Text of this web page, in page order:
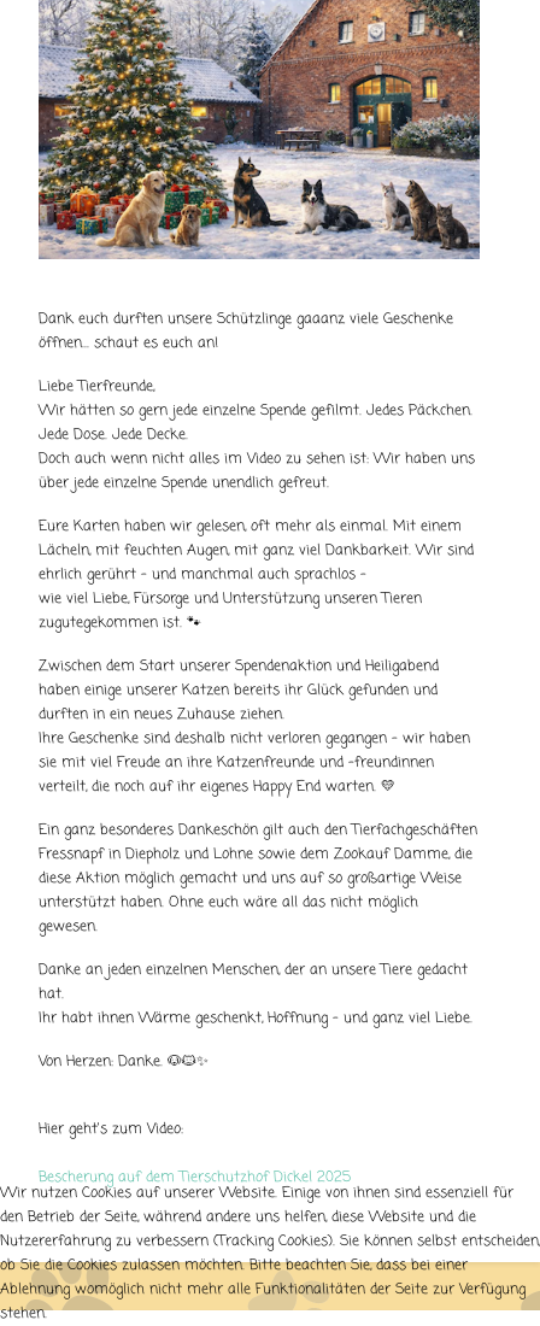
Dank euch durften unsere Schützlinge gaaanz viele Geschenke
öffnen... schaut es euch an!
Liebe Tierfreunde,
Wir hätten so gern jede einzelne Spende gefilmt. Jedes Päckchen.
Jede Dose. Jede Decke.
Doch auch wenn nicht alles im Video zu sehen ist:Wir haben uns
über jede einzelne Spende unendlich gefreut.
Eure Karten haben wir gelesen, oft mehr als einmal. Mit einem
Lächeln, mit feuchten Augen, mit ganz viel Dankbarkeit. Wir sind
ehrlich gerührt – und manchmal auch sprachlos –
wie viel Liebe, Fürsorge und Unterstützung unseren Tieren
zugutegekommen ist. 🐾
Zwischen dem Start unserer Spendenaktion und Heiligabend
haben einige unserer Katzen bereits ihr Glück gefunden und
durften in ein neues Zuhause ziehen.
Ihre Geschenke sind deshalb nicht verloren gegangen – wir haben
sie mit viel Freude an ihre Katzenfreunde und -freundinnen
verteilt, die noch auf ihr eigenes Happy End warten. 💛
Ein ganz besonderes Dankeschön gilt auch den Tierfachgeschäften
Fressnapf in Diepholz und Lohne sowie dem Zookauf Damme, die
diese Aktion möglich gemacht und uns auf so großartige Weise
unterstützt haben. Ohne euch wäre all das nicht möglich
gewesen.
Danke an jeden einzelnen Menschen, der an unsere Tiere gedacht
hat.
Ihr habt ihnen Wärme geschenkt, Hoffnung – und ganz viel Liebe.
Von Herzen: Danke. 🐶🐱✨
Hier geht's zum Video:
Bescherung auf dem Tierschutzhof Dickel 2025
Wir nutzen Cookies auf unserer Website. Einige von ihnen sind essenziell für
den Betrieb der Seite, während andere uns helfen, diese Website und die
Nutzererfahrung zu verbessern (Tracking Cookies). Sie können selbst entscheiden,
ob Sie die Cookies zulassen möchten. Bitte beachten Sie, dass bei einer
Ablehnung womöglich nicht mehr alle Funktionalitäten der Seite zur Verfügung
stehen.